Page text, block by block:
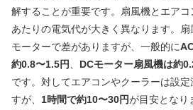
解することが重要です。扇風機とエア
あたりの電気代が大きく異なります。
モーターで差がありますが、一般的に
約0.8〜1.5円
DCモーター扇風機は約
です。対してエアコンやクーラーは設
すが、 1時間で約10〜30円が目安となり